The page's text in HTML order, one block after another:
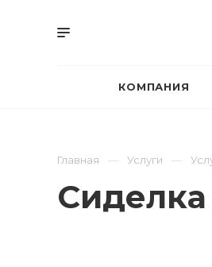
КОМПАНИЯ
Главная Услуги